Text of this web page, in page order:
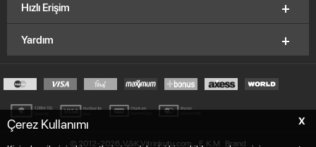
X
Çerez Kullanımı
Hızlı Erişim
Yardım
© 2012-2026, V&K Vitrinkutu.com, E.K.M Brand